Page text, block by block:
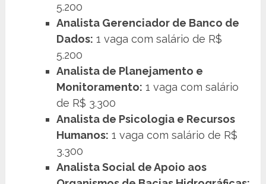
5.200
Analista Gerenciador de Banco de
Dados: 1 vaga com salário de R$
5.200
Analista de Planejamento e
Monitoramento: 1 vaga com salário
de R$ 3.300
Analista de Psicologia e Recursos
Humanos: 1 vaga com salário de R$
3.300
Analista Social de Apoio aos